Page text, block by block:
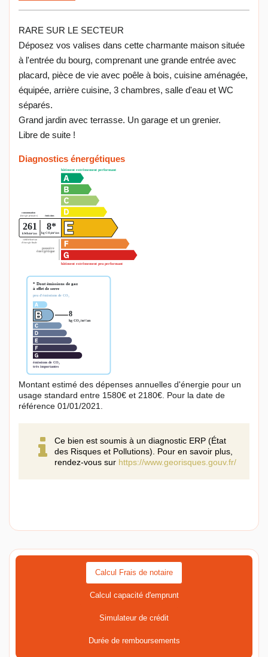
RARE SUR LE SECTEUR
Déposez vos valises dans cette charmante maison située
à l'entrée du bourg, comprenant une grande entrée avec
placard, pièce de vie avec poêle à bois, cuisine aménagée,
équipée, arrière cuisine, 3 chambres, salle d'eau et WC
séparés.
Grand jardin avec terrasse. Un garage et un grenier.
Libre de suite !
Diagnostics énergétiques
Montant estimé des dépenses annuelles d'énergie pour un
usage standard entre 1580€ et 2180€. Pour la date de
référence 01/01/2021.
Ce bien est soumis à un diagnostic ERP (État
des Risques et Pollutions). Pour en savoir plus,
rendez-vous sur https://www.georisques.gouv.fr/
Calcul Frais de notaire
Calcul capacité d'emprunt
Simulateur de crédit
Durée de remboursements